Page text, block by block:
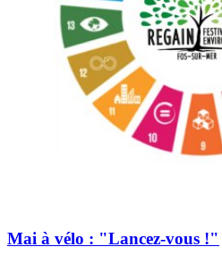
Mai à vélo : "Lancez-vous !"